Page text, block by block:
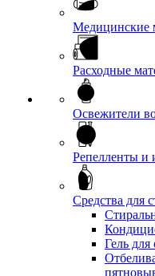
Медицинские
Расходные
Освежители
Репелленты и
Средства для
Гель для